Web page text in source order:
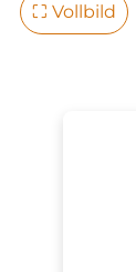
⛶ Vollbild